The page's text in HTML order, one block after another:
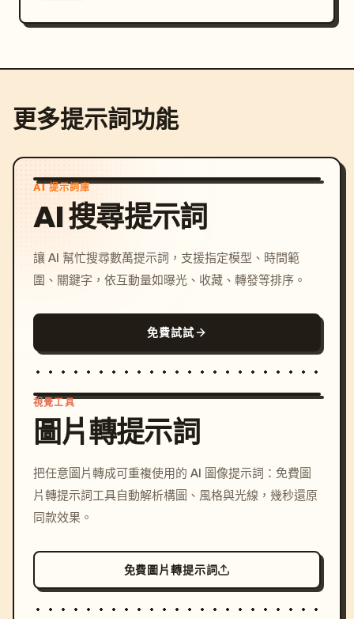
更多提示詞功能
AI 提示詞庫
AI 搜尋提示詞
讓 AI 幫忙搜尋數萬提示詞，支援指定模型、時間範
圍、關鍵字，依互動量如曝光、收藏、轉發等排序。
免費試試
c, cyberpunk sunset, neon
colors, 8k --v 6.0
視覺工具
圖片轉提示詞
把任意圖片轉成可重複使用的 AI 圖像提示詞：免費圖
片轉提示詞工具自動解析構圖、風格與光線，幾秒還原
同款效果。
免費圖片轉提示詞